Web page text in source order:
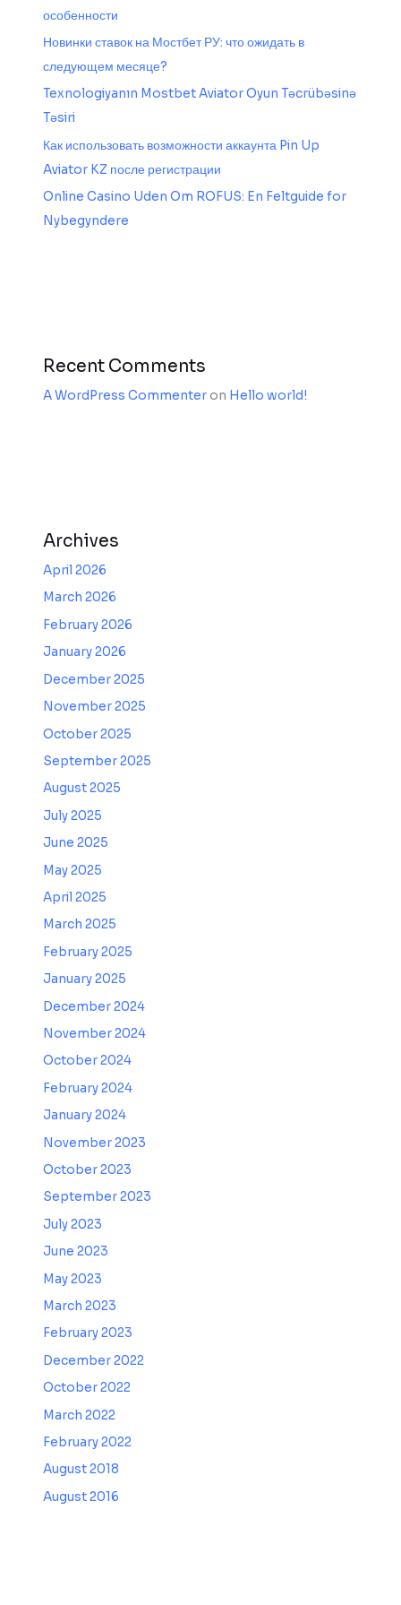
особенности
Новинки ставок на Мостбет РУ: что ожидать в
следующем месяце?
Texnologiyanın Mostbet Aviator Oyun Təcrübəsinə
Təsiri
Как использовать возможности аккаунта Pin Up
Aviator KZ после регистрации
Online Casino Uden Om ROFUS: En Feltguide for
Nybegyndere
Recent Comments
A WordPress Commenteron Hello world!
Archives
April 2026
March 2026
February 2026
January 2026
December 2025
November 2025
October 2025
September 2025
August 2025
July 2025
June 2025
May 2025
April 2025
March 2025
February 2025
January 2025
December 2024
November 2024
October 2024
February 2024
January 2024
November 2023
October 2023
September 2023
July 2023
June 2023
May 2023
March 2023
February 2023
December 2022
October 2022
March 2022
February 2022
August 2018
August 2016